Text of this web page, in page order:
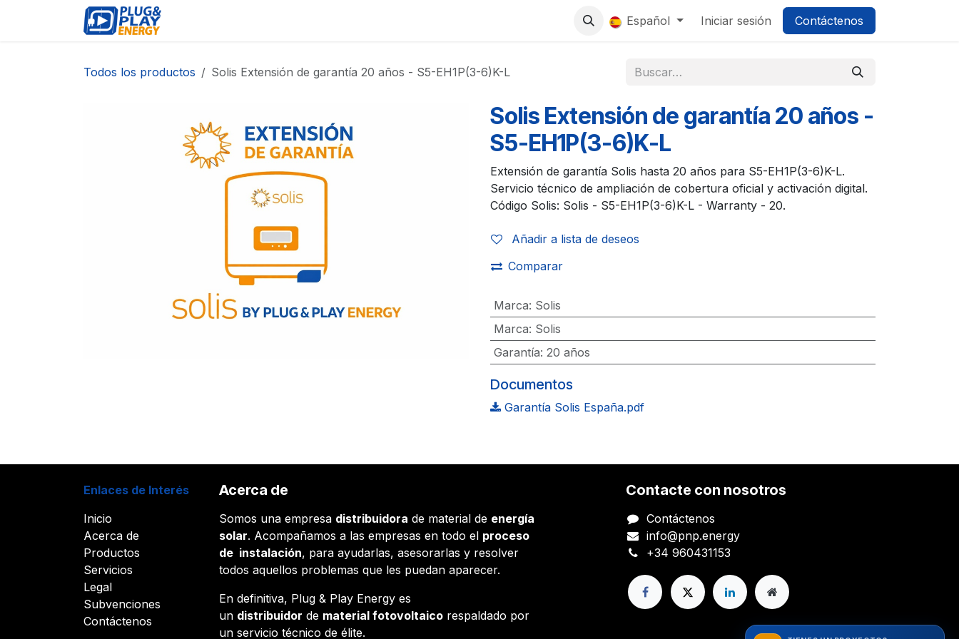
0 Español Iniciar sesión Contáctenos
Todos los productos Solis Extensión de garantía 20 años - S5-EH1P(3-6)K-L
Solis Extensión de garantía 20 años -
S5-EH1P(3-6)K-L
Extensión de garantía Solis hasta 20 años para S5-EH1P(3-6)K-L.
Servicio técnico de ampliación de cobertura oficial y activación digital.
Código Solis: Solis - S5-EH1P(3-6)K-L - Warranty - 20.
Añadir a lista de deseos
Comparar
Marca: Solis
Marca: Solis
Garantía: 20 años
Documentos
Garantía Solis España.pdf
Enlaces de Interés
Inicio
Acerca de
Productos
Servicios
Legal
Subvenciones
Contáctenos
Acerca de
Somos una empresa distribuidora de material de energía
solar. Acompañamos a las empresas en todo el proceso
de instalación, para ayudarlas, asesorarlas y resolver
todos aquellos problemas que les puedan aparecer.
En definitiva, Plug & Play Energy es
un distribuidor de material fotovoltaico respaldado por
un servicio técnico de élite.
Contacte con nosotros
Contáctenos
info@pnp.energy
+34 960431153